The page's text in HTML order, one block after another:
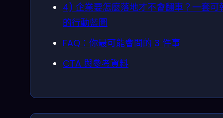
4) 企業要怎麼落地才不會翻車？一套可
的行動藍圖
FAQ：你最可能會問的 3 件事
CTA 與參考資料